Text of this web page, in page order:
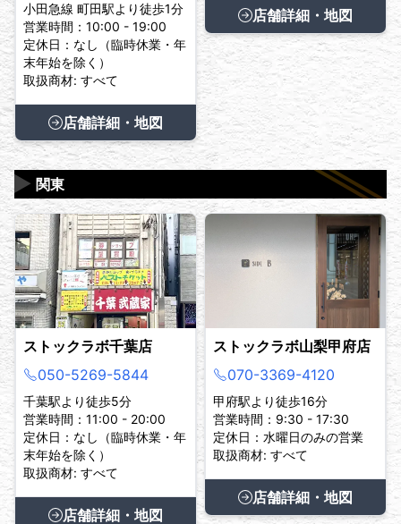
小田急線 町田駅より徒歩1分
営業時間：10:00 - 19:00
定休日：なし（臨時休業・年
末年始を除く）
取扱商材: すべて
店舗詳細・地図
店舗詳細・地図
関東
▶
ストックラボ千葉店
050-5269-5844
千葉駅より徒歩5分
営業時間：11:00 - 20:00
定休日：なし（臨時休業・年
末年始を除く）
取扱商材: すべて
店舗詳細・地図
ストックラボ山梨甲府店
070-3369-4120
甲府駅より徒歩16分
営業時間：9:30 - 17:30
定休日：水曜日のみの営業
取扱商材: すべて
店舗詳細・地図